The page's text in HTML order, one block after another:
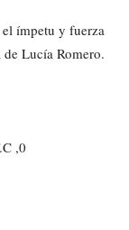
ímpetu y fuerza
Lucía Romero.
,0